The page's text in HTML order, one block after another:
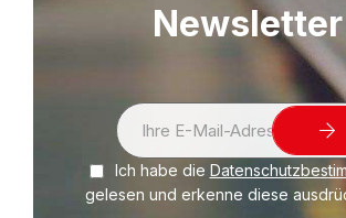
Newsletter
Ich habe die
gelesen und erkenne diese